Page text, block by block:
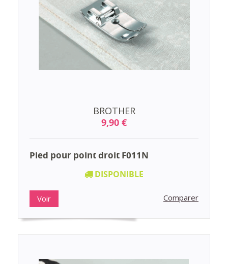
BROTHER
9,90 €
Pied pour point droit F011N
DISPONIBLE
Voir Comparer